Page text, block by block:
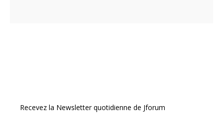
Recevez la Newsletter quotidienne de Jforum